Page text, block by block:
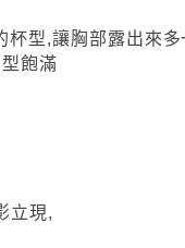
杯型,讓胸部露出來
飽滿
立現,